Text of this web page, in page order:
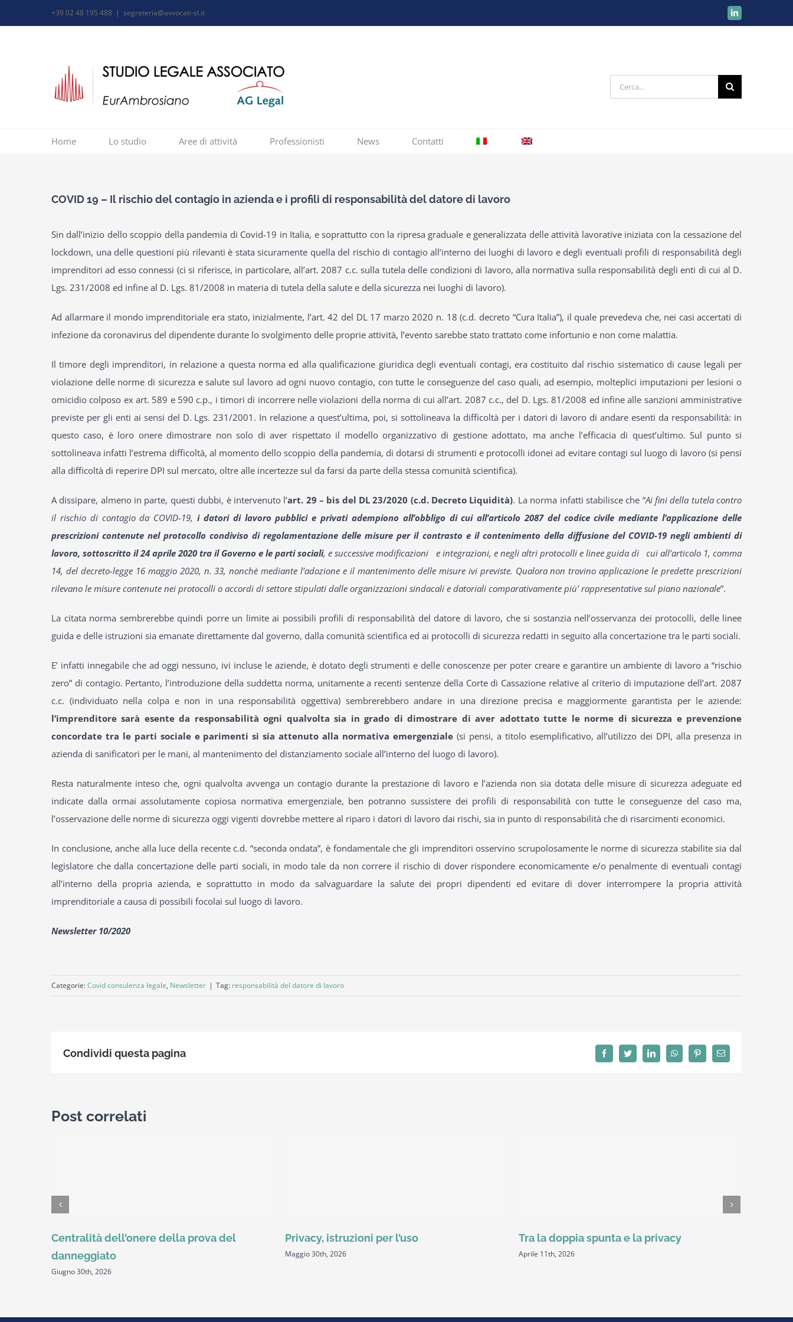
al
+39 02 48 195 488 | segreteria@avvocati-sl.it LinkedIn
Cerca
per:
Home Lo studio Aree di attività Professionisti News Contatti
COVID 19 – Il rischio del contagio in azienda e i profili di responsabilità del datore di lavoro
Sin dall’inizio dello scoppio della pandemia di Covid-19 in Italia, e soprattutto con la ripresa graduale e generalizzata delle attività lavorative iniziata con la cessazione del
lockdown, una delle questioni più rilevanti è stata sicuramente quella del rischio di contagio all’interno dei luoghi di lavoro e degli eventuali profili di responsabilità degli
imprenditori ad esso connessi (ci si riferisce, in particolare, all’art. 2087 c.c. sulla tutela delle condizioni di lavoro, alla normativa sulla responsabilità degli enti di cui al D.
Lgs. 231/2008 ed infine al D. Lgs. 81/2008 in materia di tutela della salute e della sicurezza nei luoghi di lavoro).
Ad allarmare il mondo imprenditoriale era stato, inizialmente, l’art. 42 del DL 17 marzo 2020 n. 18 (c.d. decreto “Cura Italia”), il quale prevedeva che, nei casi accertati di
infezione da coronavirus del dipendente durante lo svolgimento delle proprie attività, l’evento sarebbe stato trattato come infortunio e non come malattia.
Il timore degli imprenditori, in relazione a questa norma ed alla qualificazione giuridica degli eventuali contagi, era costituito dal rischio sistematico di cause legali per
violazione delle norme di sicurezza e salute sul lavoro ad ogni nuovo contagio, con tutte le conseguenze del caso quali, ad esempio, molteplici imputazioni per lesioni o
omicidio colposo ex art. 589 e 590 c.p., i timori di incorrere nelle violazioni della norma di cui all’art. 2087 c.c., del D. Lgs. 81/2008 ed infine alle sanzioni amministrative
previste per gli enti ai sensi del D. Lgs. 231/2001. In relazione a quest’ultima, poi, si sottolineava la difficoltà per i datori di lavoro di andare esenti da responsabilità: in
questo caso, è loro onere dimostrare non solo di aver rispettato il modello organizzativo di gestione adottato, ma anche l’efficacia di quest’ultimo. Sul punto si
sottolineava infatti l’estrema difficoltà, al momento dello scoppio della pandemia, di dotarsi di strumenti e protocolli idonei ad evitare contagi sul luogo di lavoro (si pensi
alla difficoltà di reperire DPI sul mercato, oltre alle incertezze sul da farsi da parte della stessa comunità scientifica).
A dissipare, almeno in parte, questi dubbi, è intervenuto l’art. 29 – bis del DL 23/2020 (c.d. Decreto Liquidità). La norma infatti stabilisce che “Ai fini della tutela contro
il rischio di contagio da COVID-19, i datori di lavoro pubblici e privati adempiono all’obbligo di cui all’articolo 2087 del codice civile mediante l’applicazione delle
prescrizioni contenute nel protocollo condiviso di regolamentazione delle misure per il contrasto e il contenimento della diffusione del COVID-19 negli ambienti di
lavoro, sottoscritto il 24 aprile 2020 tra il Governo e le parti sociali, e successive modificazioni e integrazioni, e negli altri protocolli e linee guida di cui all’articolo 1, comma
14, del decreto-legge 16 maggio 2020, n. 33, nonchè mediante l’adozione e il mantenimento delle misure ivi previste. Qualora non trovino applicazione le predette prescrizioni
rilevano le misure contenute nei protocolli o accordi di settore stipulati dalle organizzazioni sindacali e datoriali comparativamente più’ rappresentative sul piano nazionale”.
La citata norma sembrerebbe quindi porre un limite ai possibili profili di responsabilità del datore di lavoro, che si sostanzia nell’osservanza dei protocolli, delle linee
guida e delle istruzioni sia emanate direttamente dal governo, dalla comunità scientifica ed ai protocolli di sicurezza redatti in seguito alla concertazione tra le parti sociali.
E’ infatti innegabile che ad oggi nessuno, ivi incluse le aziende, è dotato degli strumenti e delle conoscenze per poter creare e garantire un ambiente di lavoro a “rischio
zero” di contagio. Pertanto, l’introduzione della suddetta norma, unitamente a recenti sentenze della Corte di Cassazione relative al criterio di imputazione dell’art. 2087
c.c. (individuato nella colpa e non in una responsabilità oggettiva) sembrerebbero andare in una direzione precisa e maggiormente garantista per le aziende:
l’imprenditore sarà esente da responsabilità ogni qualvolta sia in grado di dimostrare di aver adottato tutte le norme di sicurezza e prevenzione
concordate tra le parti sociale e parimenti si sia attenuto alla normativa emergenziale(si pensi, a titolo esemplificativo, all’utilizzo dei DPI, alla presenza in
azienda di sanificatori per le mani, al mantenimento del distanziamento sociale all’interno del luogo di lavoro).
Resta naturalmente inteso che, ogni qualvolta avvenga un contagio durante la prestazione di lavoro e l’azienda non sia dotata delle misure di sicurezza adeguate ed
indicate dalla ormai assolutamente copiosa normativa emergenziale, ben potranno sussistere dei profili di responsabilità con tutte le conseguenze del caso ma,
l’osservazione delle norme di sicurezza oggi vigenti dovrebbe mettere al riparo i datori di lavoro dai rischi, sia in punto di responsabilità che di risarcimenti economici.
In conclusione, anche alla luce della recente c.d. “seconda ondata”, è fondamentale che gli imprenditori osservino scrupolosamente le norme di sicurezza stabilite sia dal
legislatore che dalla concertazione delle parti sociali, in modo tale da non correre il rischio di dover rispondere economicamente e/o penalmente di eventuali contagi
all’interno della propria azienda, e soprattutto in modo da salvaguardare la salute dei propri dipendenti ed evitare di dover interrompere la propria attività
imprenditoriale a causa di possibili focolai sul luogo di lavoro.
Newsletter 10/2020
Categorie:Covid consulenza legale, Newsletter | Tag: responsabilità del datore di lavoro
Condividi questa pagina FacebookTwitterLinkedInWhatsAppPinterestEmail
Post correlati
Centralità dell’onere della prova del
danneggiato
Giugno 30th, 2026
Privacy, istruzioni per l’uso
Maggio 30th, 2026
Tra la doppia spunta e la privacy
Aprile 11th, 2026